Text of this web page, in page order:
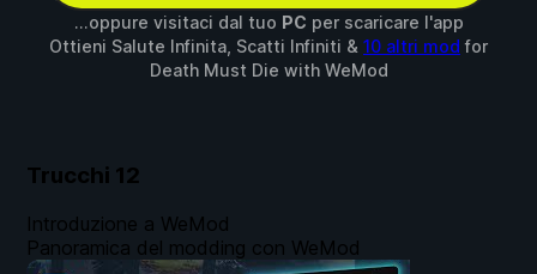
...oppure visitaci dal tuo PC per scaricare l'app
Ottieni Salute Infinita, Scatti Infiniti & 10 altri mod for
Death Must Die with WeMod
Trucchi 12
Introduzione a WeMod
Panoramica del modding con WeMod